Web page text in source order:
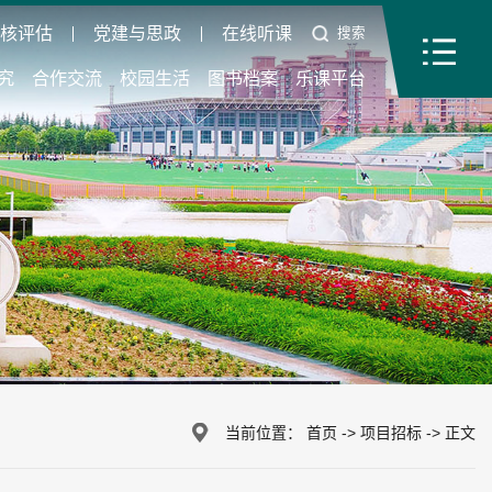
评估 党建与思政 在线听课 搜索
合作交流 校园生活 图书档案 乐课平台
当前位置： 首页 -> 项目招标 -> 正文